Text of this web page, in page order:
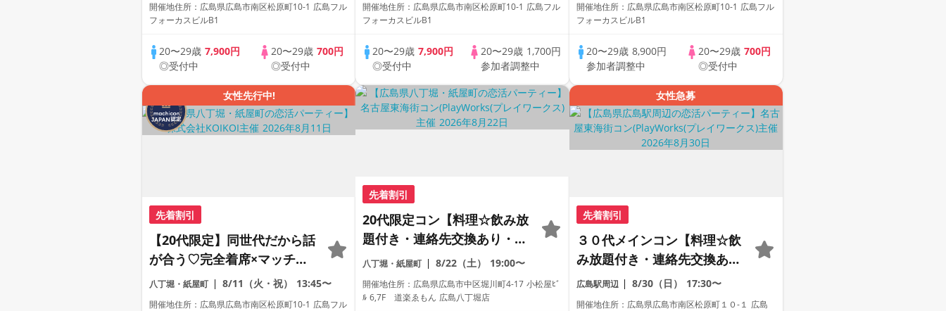
開催地住所：広島県広島市南区松原町10-1 広島フル
フォーカスビルB1
20〜29歳7,900円
◎受付中
20〜29歳 700円
◎受付中
開催地住所：広島県広島市南区松原町10-1 広島フル
フォーカスビルB1
20〜29歳7,900円
◎受付中
20〜29歳 1,700円
参加者調整中
開催地住所：広島県広島市南区松原町10-1 広島フル
フォーカスビルB1
20〜29歳8,900円
参加者調整中
20〜29歳 700円
◎受付中
女性先行中!
先着割引
【20代限定】同世代だから話
が合う♡完全着席×マッチン
グゲーム付きマッチングコン
八丁堀・紙屋町 8/11（火・祝） 13:45〜
開催地住所：広島県広島市南区松原町10-1 広島フル
先着割引
20代限定コン【料理☆飲み放
題付き・連絡先交換あり・完
全着席型】１名参加多数・初
参加も大歓迎☆プレイワーク
ス主催☆
八丁堀・紙屋町 8/22（土） 19:00〜
開催地住所：広島県広島市中区堀川町4-17 小松屋ﾋﾞ
ﾙ 6,7F 道楽ゑもん 広島八丁堀店
女性急募
先着割引
３０代メインコン【料理☆飲
み放題付き・連絡先交換あ
り・完全着席型】１名参加多
数・初参加も大歓迎☆
広島駅周辺 8/30（日） 17:30〜
開催地住所：広島県広島市南区松原町１０-１ 広島